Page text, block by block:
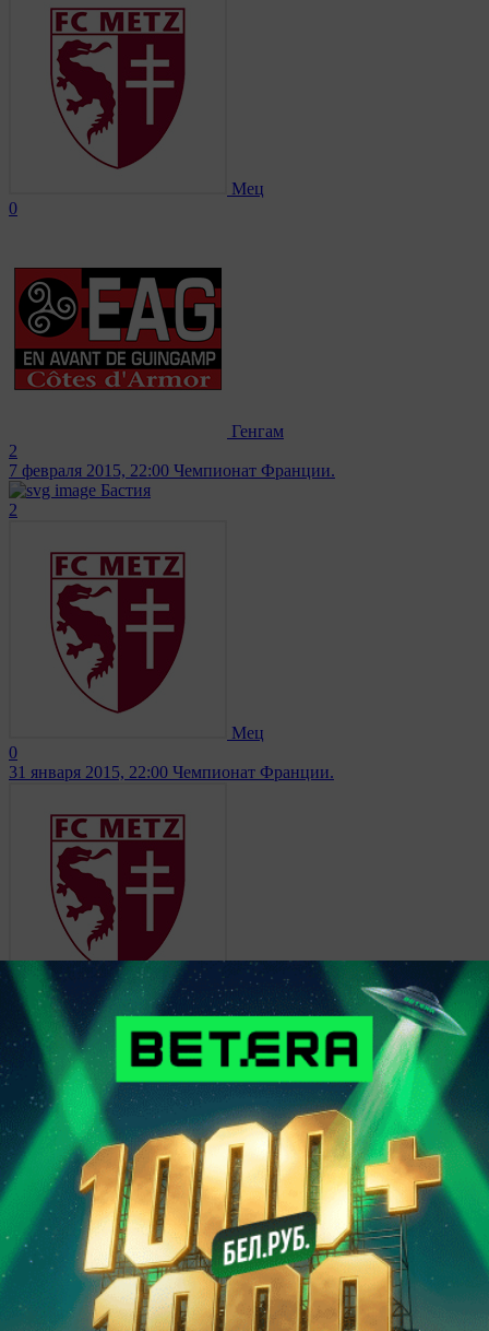
Мец
0
Генгам
2
7 февраля 2015, 22:00 Чемпионат Франции.
Бастия
2
Мец
0
31 января 2015, 22:00 Чемпионат Франции.
Мец
Ницца
0
25 января 2015, 16:00 Чемпионат Франции.